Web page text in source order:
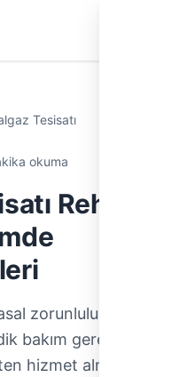
Tesisatı
okuma
Rehberi
zorunluluklar,
bakım gereklilikleri
hizmet almanın